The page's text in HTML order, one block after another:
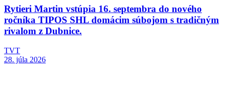
Rytieri Martin vstúpia 16. septembra do nového
ročníka TIPOS SHL domácim súbojom s tradičným
rivalom z Dubnice.
TVT
28. júla 2026